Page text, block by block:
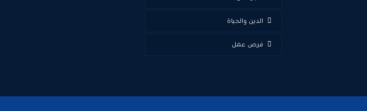
الدين والحياة
فرص عمل